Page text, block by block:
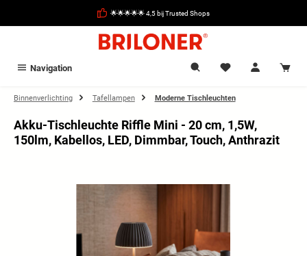
🌟🌟🌟🌟🌟 4,5 bij Trusted Shops
Navigation
Binnenverlichting Tafellampen Moderne Tischleuchten
Akku-Tischleuchte Riffle Mini - 20 cm, 1,5W,
150lm, Kabellos, LED, Dimmbar, Touch, Anthrazit